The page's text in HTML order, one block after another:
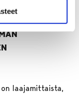
laajamittaista,